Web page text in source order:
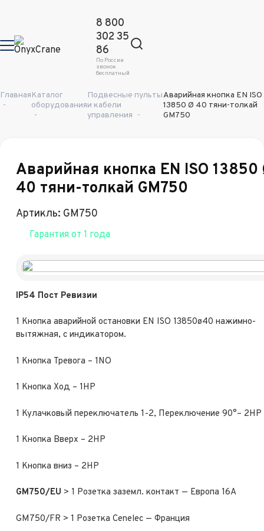
8 800
302 35
86
По России
звонок
бесплатный
Главная
-
Каталог
оборудования
-
Подвесные пульты
и кабели
управления -
Аварийная кнопка EN ISO
13850 Ø 40 тяни-толкай
GM750
Аварийная кнопка EN ISO 13850
40 тяни-толкай GM750
Артикль: GM750
Гарантия от 1 года
IP54 Пост Ревизии
1 Кнопка аварийной остановки EN ISO 13850ø40 нажимно-
вытяжная, с индикатором.
1 Кнопка Тревога – 1NO
1 Кнопка Ход – 1НР
1 Кулачковый переключатель 1-2, Переключение 90°–
1 Кнопка Вверх – 2НР
1 Кнопка вниз – 2НР
GM750/EU > 1 Розетка заземл. контакт — Европа 16A
GM750/FR > 1 Розетка Cenelec — Франция